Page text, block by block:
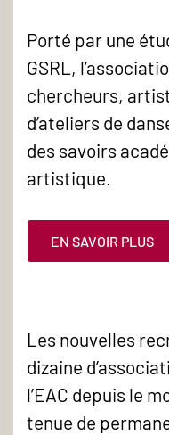
Porté par une
GSRL,
chercheurs,
d’ateliers de
des savoirs
artistique.
EN SAVOIR PLUS
Les nouvelles
dizaine
l’EAC depuis le
tenue de